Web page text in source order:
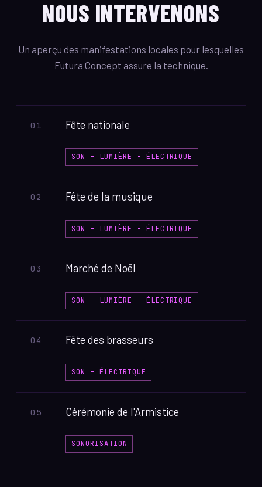
NOUS INTERVENONS
Un aperçu des manifestations locales pour lesquelles
Futura Concept assure la technique.
01 Fête nationale
SON - LUMIÈRE - ÉLECTRIQUE
02 Fête de la musique
SON - LUMIÈRE - ÉLECTRIQUE
03 Marché de Noël
SON - LUMIÈRE - ÉLECTRIQUE
04 Fête des brasseurs
SON - ÉLECTRIQUE
05 Cérémonie de l'Armistice
SONORISATION